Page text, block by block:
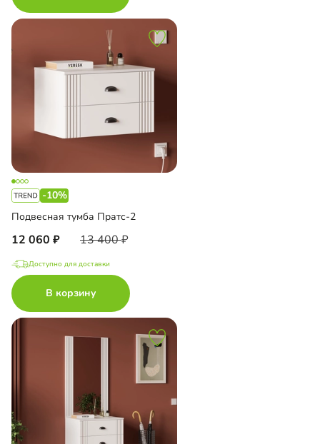
-10%
Подвесная тумба Пратс-2
12 060 13 400
Доступно для доставки
В корзину